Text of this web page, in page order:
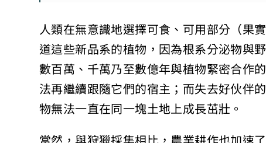
人類在無意識地選擇可食、可用部分（果
道這些新品系的植物，因為根系分泌物與
數百萬、千萬乃至數億年與植物緊密合作
法再繼續跟隨它們的宿主；而失去好伙
物無法一直在同一塊土地上成長茁壯。